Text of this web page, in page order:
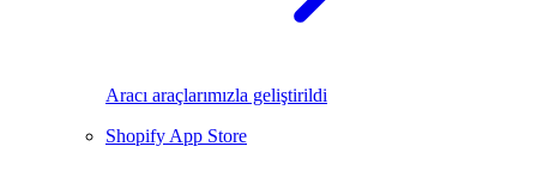
Aracı araçlarımızla geliştirildi
Shopify App Store